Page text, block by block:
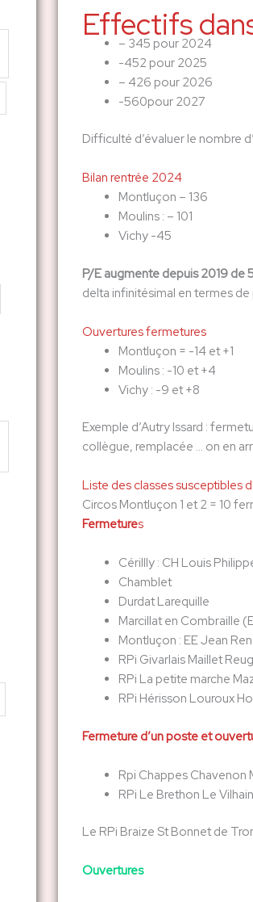
Effectifs
– 345 pour 2024
-452 pour 2025
– 426 pour 2026
-560pour 2027
Difficulté d’évaluer le nombre
Bilan rentrée 2024
Montluçon – 136
Moulins : – 101
Vichy -45
P/E augmente depuis 2019 de
delta infinitésimal en termes
Ouvertures fermetures
Montluçon = -14 et +1
Moulins : -10 et +4
Vichy : -9 et +8
Exemple d’Autry Issard :
collègue, remplacée … on en
Liste des classes susceptibles
Circos Montluçon 1 et 2 = 10
Fermetures
Cérillly : CH Louis
Chamblet
Durdat Larequille
Marcillat en Combraille
Montluçon : EE Jean
RPi Givarlais Maillet
RPi La petite marche
RPi Hérisson Louroux
Fermeture d’un poste et
Rpi Chappes Chavenon
RPi Le Brethon Le Vilhain
Le RPi Braize St Bonnet de
Ouvertures